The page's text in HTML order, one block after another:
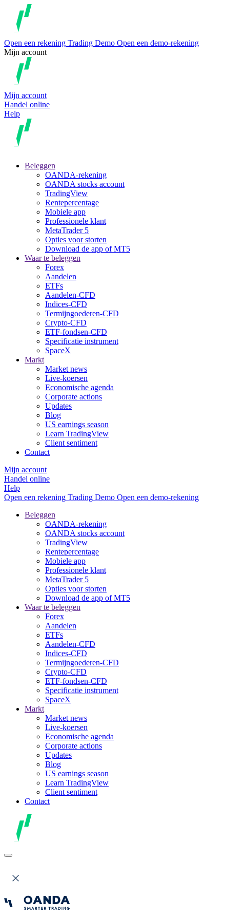
Open een rekening Trading Demo Open een demo-rekening
Mijn account
Mijn account
Handel online
Help
Beleggen
OANDA-rekening
OANDA stocks account
TradingView
Rentepercentage
Mobiele app
Professionele klant
MetaTrader 5
Opties voor storten
Download de app of MT5
Waar te beleggen
Forex
Aandelen
ETFs
Aandelen-CFD
Indices-CFD
Termijngoederen-CFD
Crypto-CFD
ETF-fondsen-CFD
Specificatie instrument
SpaceX
Markt
Market news
Live-koersen
Economische agenda
Corporate actions
Updates
Blog
US earnings season
Learn TradingView
Client sentiment
Contact
Mijn account
Handel online
Help
Open een rekening Trading Demo Open een demo-rekening
Beleggen
OANDA-rekening
OANDA stocks account
TradingView
Rentepercentage
Mobiele app
Professionele klant
MetaTrader 5
Opties voor storten
Download de app of MT5
Waar te beleggen
Forex
Aandelen
ETFs
Aandelen-CFD
Indices-CFD
Termijngoederen-CFD
Crypto-CFD
ETF-fondsen-CFD
Specificatie instrument
SpaceX
Markt
Market news
Live-koersen
Economische agenda
Corporate actions
Updates
Blog
US earnings season
Learn TradingView
Client sentiment
Contact